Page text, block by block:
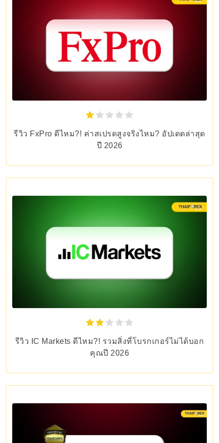
รีวิว FxPro ดีไหม?! ค่าสเปรดสูงจริงไหม? อัปเดตล่าสุด
ปี 2026
รีวิว IC Markets ดีไหม?! รวมสิ่งที่โบรกเกอร์ไม่ได้บอก
คุณปี 2026